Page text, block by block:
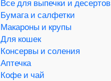
Все для выпечки и десертов
Бумага и салфетки
Макароны и крупы
Для кошек
Консервы и соления
Аптечка
Кофе и чай